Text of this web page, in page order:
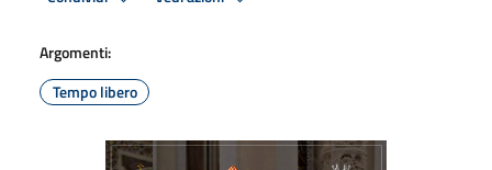
Argomenti:
Tempo libero